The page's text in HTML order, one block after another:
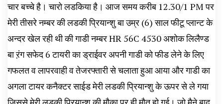
चार बच्चे है। चारो लडकिया है। आज समय करीब 12.30/1 PM पर
मेरी तीसरे नम्बर की लडकी प्रियान्शु बा उम्र (6) साल फीटू प्लान्ट के
अन्दर खेल रही थी की गाडी नम्बर HR 56C 4530 अशोक लिलैण्ड
बा ऱंग सफेद 6 टायरी का ड्राईवर अपनी गाडी को फीड लेने के लिए
गफलत व लापरवाही व तेजरफ्तारी से चलाता हुआ आया और गाडी का
अगला टायर कनैक्टर साईड मेरी लडकी प्रियान्शु के ऊपर से ले गया